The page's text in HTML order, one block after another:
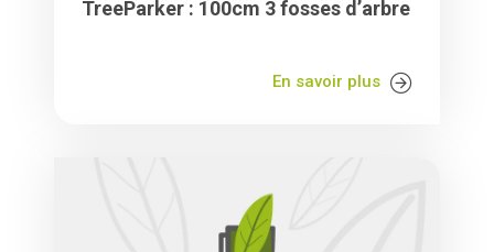
TreeParker : 100cm 3 fosses d’arbre
En savoir plus